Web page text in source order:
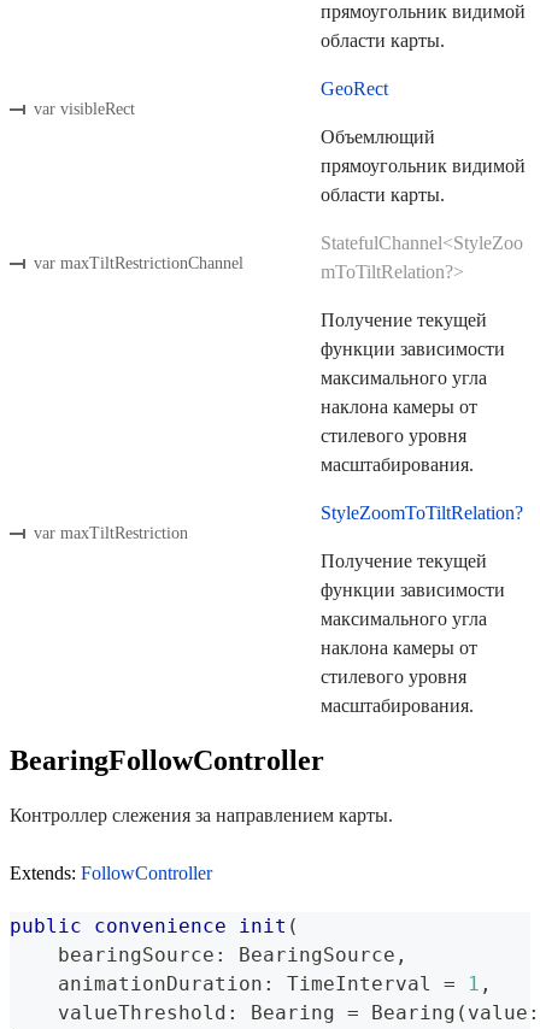
прямоугольник видимой
области карты.
var visibleRect
GeoRect
Объемлющий
прямоугольник видимой
области карты.
var maxTiltRestrictionChannel
StatefulChannel<StyleZoo
mToTiltRelation?>
Получение текущей
функции зависимости
максимального угла
наклона камеры от
стилевого уровня
масштабирования.
var maxTiltRestriction
StyleZoomToTiltRelation?
Получение текущей
функции зависимости
максимального угла
наклона камеры от
стилевого уровня
масштабирования.
BearingFollowController
Контроллер слежения за направлением карты.
Extends: FollowController
public convenience init (
    bearingSource
: BearingSource ,
    animationDuration
: TimeInterval = 1 ,
    valueThreshold
: Bearing = Bearing ( value :